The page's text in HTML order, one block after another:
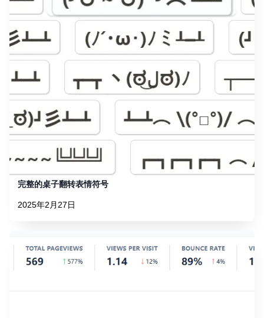
完整的桌子翻转表情符号
2025年2月27日